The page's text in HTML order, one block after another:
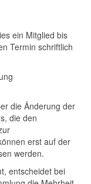
ein Mitglied bis
Termin schriftlich
die Änderung der
die den
erst auf der
werden.
entscheidet bei